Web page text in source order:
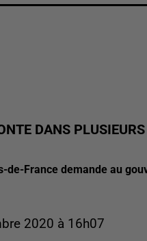
DANS
de-France demande au
2020 à 16h07